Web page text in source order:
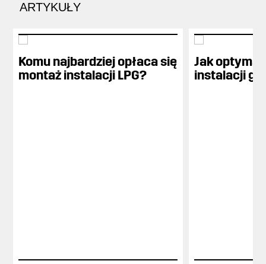
ARTYKUŁY
Komu najbardziej opłaca się
montaż instalacji LPG?
Jak
instalacji